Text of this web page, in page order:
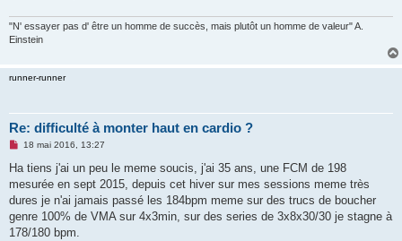
"N' essayer pas d' être un homme de succès, mais plutôt un homme de valeur" A.
Einstein
runner-runner
Re: difficulté à monter haut en cardio ?
M
s
a
g
n
o
18 mai 2016, 13:27
Ha tiens j'ai un peu le meme soucis, j'ai 35 ans, une FCM de 198
mesurée en sept 2015, depuis cet hiver sur mes sessions meme très
dures je n'ai jamais passé les 184bpm meme sur des trucs de boucher
genre 100% de VMA sur 4x3min, sur des series de 3x8x30/30 je stagne à
178/180 bpm.